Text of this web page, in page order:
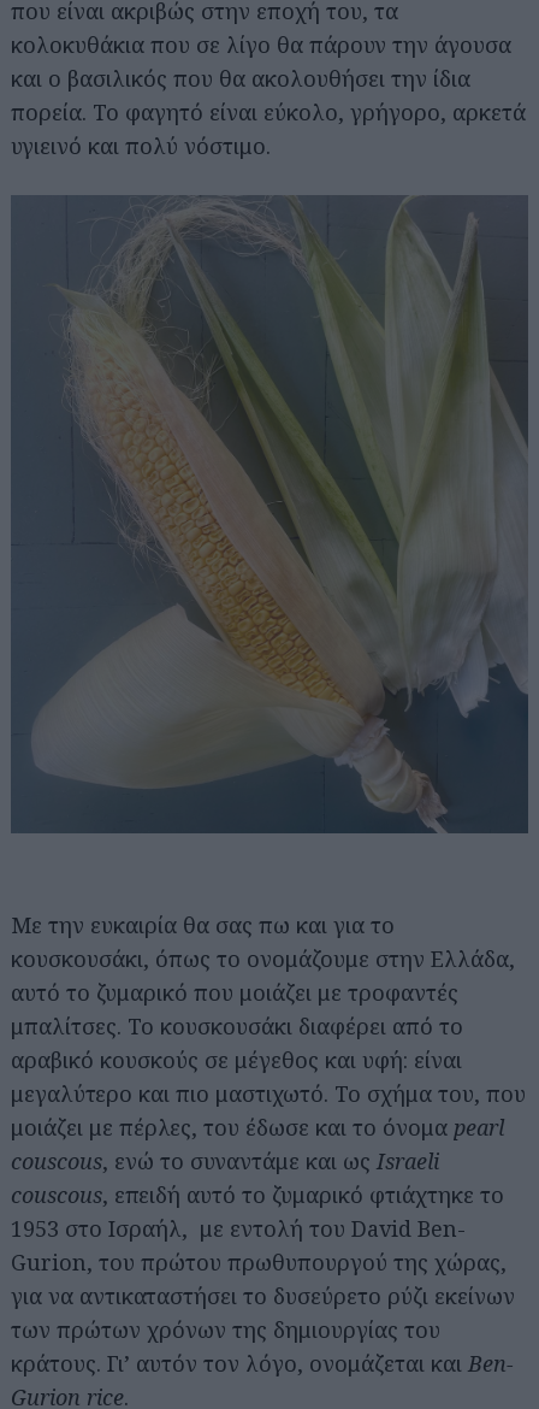
που είναι ακριβώς στην εποχή του, τα
κολοκυθάκια που σε λίγο θα πάρουν την άγουσα
και ο βασιλικός που θα ακολουθήσει την ίδια
πορεία. Το φαγητό είναι εύκολο, γρήγορο, αρκετά
υγιεινό και πολύ νόστιμο.
Με την ευκαιρία θα σας πω και για το
κουσκουσάκι, όπως το ονομάζουμε στην Ελλάδα,
αυτό το ζυμαρικό που μοιάζει με τροφαντές
μπαλίτσες. Το κουσκουσάκι διαφέρει από το
αραβικό κουσκούς σε μέγεθος και υφή: είναι
μεγαλύτερο και πιο μαστιχωτό. Το σχήμα του, που
μοιάζει με πέρλες, του έδωσε και το όνομα pearl
couscous, ενώ το συναντάμε και ως Israeli
couscous, επειδή αυτό το ζυμαρικό φτιάχτηκε το
1953 στο Ισραήλ, με εντολή του David Ben-
Gurion, του πρώτου πρωθυπουργού της χώρας,
για να αντικαταστήσει το δυσεύρετο ρύζι εκείνων
των πρώτων χρόνων της δημιουργίας του
κράτους. Γι’ αυτόν τον λόγο, ονομάζεται και Ben-
Gurion rice.